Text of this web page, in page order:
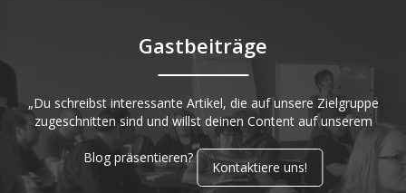
Gastbeiträge
„Du schreibst interessante Artikel, die auf unsere Zielgruppe
zugeschnitten sind und willst deinen Content auf unserem
Blog präsentieren?
Kontaktiere uns!